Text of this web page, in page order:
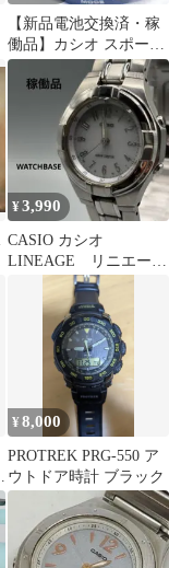
【新品電池交換済・稼
働品】カシオ スポーツ
ギア WS-2000H 歩数計
付き
¥3,990
CASIO カシオ
LINEAGE リニエー
ジ LCW-M200 ソー
¥8,000
PROTREK PRG-550 ア
ウトドア時計 ブラック